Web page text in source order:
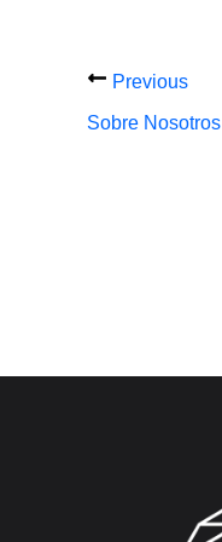
Previous
Sobre Nosotros